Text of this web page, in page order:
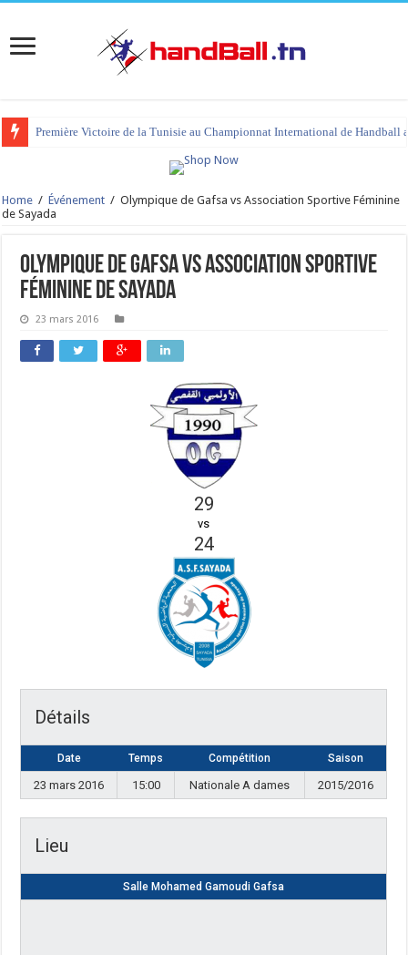
Première Victoire de la Tunisie au Championnat International de Handball
Home / Événement / Olympique de Gafsa vs Association Sportive Féminine
de Sayada
Olympique de Gafsa vs Association Sportive
Féminine de Sayada
23 mars 2016
29
vs
24
Détails
Date Temps Compétition Saison
23 mars 2016 15:00 Nationale A dames 2015/2016
Lieu
Salle Mohamed Gamoudi Gafsa